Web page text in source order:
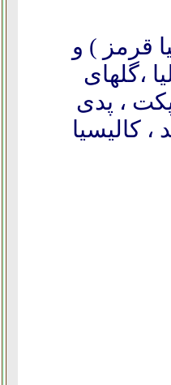
قرمز ) و
،گلهای
، پدی
، کالیسیا